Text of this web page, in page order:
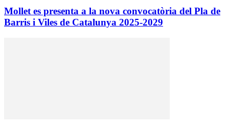
Mollet es presenta a la nova convocatòria del Pla de
Barris i Viles de Catalunya 2025-2029